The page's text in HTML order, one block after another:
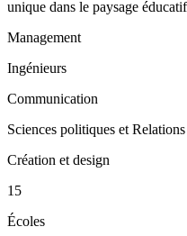
unique dans le paysage
Management
Ingénieurs
Communication
Sciences politiques et
Création et design
15
Écoles